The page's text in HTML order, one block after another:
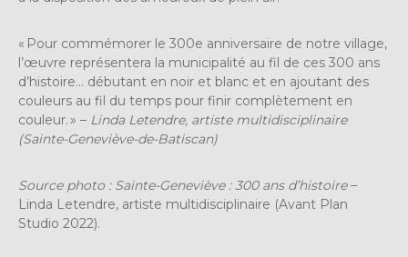
« Pour commémorer le 300e anniversaire de notre village,
l’œuvre représentera la municipalité au fil de ces 300 ans
d’histoire… débutant en noir et blanc et en ajoutant des
couleurs au fil du temps pour finir complètement en
couleur. » – Linda Letendre, artiste multidisciplinaire
(Sainte-Geneviève-de-Batiscan)
Source photo : Sainte-Geneviève : 300 ans d’histoire–
Linda Letendre, artiste multidisciplinaire (Avant Plan
Studio 2022).